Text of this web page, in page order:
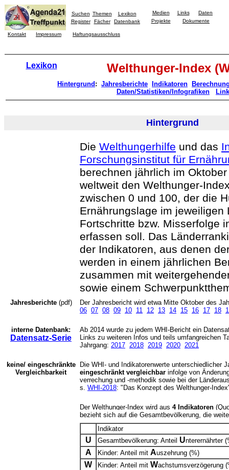
Suchen Themen
Lexikon
Register
Fächer Datenbank
Medien Links
Daten
Projekte
Dokumente
Kontakt Impressum Haftungsausschluss
Lexikon Welthunger-Index
Hintergrund : Jahresberichte Indikatoren
Daten/Statistiken/Infografiken
Hintergrund
Die Welthungerhilfe und das
Forschungsinstitut für
berechnen jährlich im
weltweit den Welthunger-
zwischen 0 und 100, der die
Ernährungslage im jeweiligen
Fortschritte bzw. Misserfolge
erfassen soll. Das
der Indikatoren, aus denen
werden in einem jährlichen
zusammen mit
sowie einem
Jahresberichte(pdf)
Der Jahresbericht wird etwa Mitte Oktober des
06 07 08 09 10 11 12 13 14 15 16 17 18
interne Datenbank:
Datensatz-Serie
Ab 2014 wurde zu jedem WHI-Bericht ein
Links zu weiteren Infos und teils umfangreichen
Jahrgang: 2017 2018 2019 2020 2021
keine/ eingeschränkte
Vergleichbarkeit
Die WHI- und Indikatorenwerte unterschiedlicher
eingeschränkt vergleichbar infolge von
verrechung und -methodik sowie bei der
s. WHI-2018: "Das Konzept des Welthunger-
Der Welthunger-Index wird aus 4 Indikatoren
bezieht sich auf die Gesamtbevölkerung, die
Indikator
U Gesamtbevölkerung: Anteil Unterernährter
A Kinder: Anteil mit Auszehrung (%)
W Kinder: Anteil mit Wachstumsverzögerung